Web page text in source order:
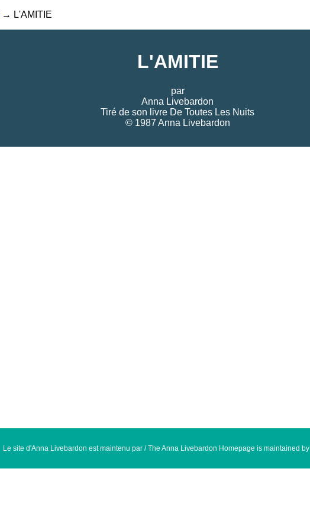
→ L'AMITIE
L'AMITIE
par
Anna Livebardon
Tiré de son livre De Toutes Les Nuits
© 1987 Anna Livebardon
Le site d'Anna Livebardon est maintenu par / The Anna Livebardon Homepage is maintained by